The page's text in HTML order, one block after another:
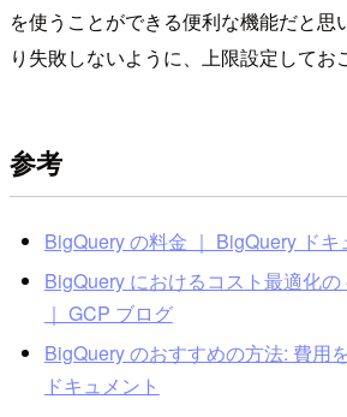
を使うことができる便利な機能だと思
り失敗しないように、上限設定してお
参考
BigQuery の料金 ｜ BigQuery ドキ
BigQuery におけるコスト最適化
｜ GCP ブログ
BigQuery のおすすめの方法: 費用
ドキュメント